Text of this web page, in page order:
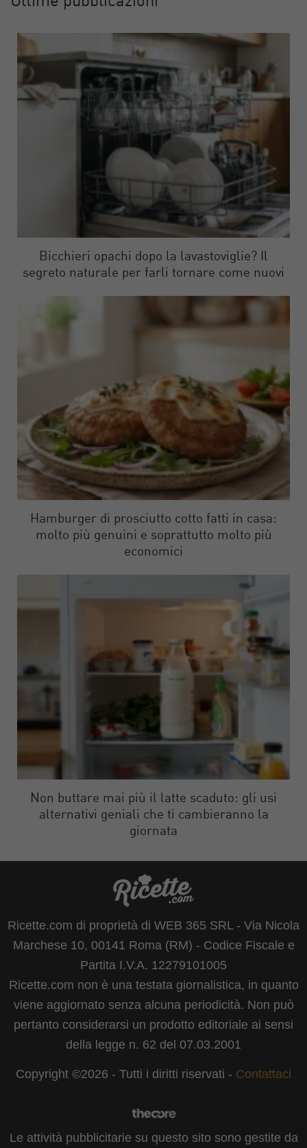
Bicchieri opachi dopo la lavastoviglie? Il
segreto naturale per farli tornare come nuovi
Hamburger di prosciutto cotto fatti in casa:
molto più genuini e soprattutto molto più
economici
Non buttare mai più il latte scaduto: gli usi
alternativi geniali che ti cambieranno la
giornata
Ricette.com di proprietà di WEB 365 SRL - Via Nicola
Marchese 10, 00141 Roma (RM) - Codice Fiscale e
Partita I.V.A. 12279101005
Ricette.com non è una testata giornalistica, in quanto
viene aggiornato senza alcuna periodicità. Non può
pertanto considerarsi un prodotto editoriale ai sensi
della legge n. 62 del 07.03.2001
Copyright ©2026 - Tutti i diritti riservati - Contattaci
Le attività pubblicitarie su questo sito sono gestite da